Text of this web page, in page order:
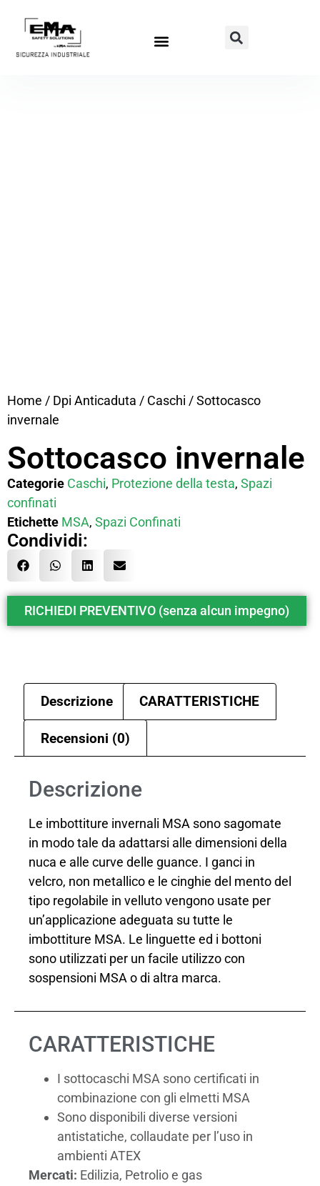
Home / Dpi Anticaduta / Caschi / Sottocasco
invernale
Sottocasco invernale
Categorie Caschi, Protezione della testa, Spazi
confinati
Etichette MSA, Spazi Confinati
Condividi:
RICHIEDI PREVENTIVO (senza alcun impegno)
Descrizione CARATTERISTICHE
Recensioni (0)
Descrizione
Le imbottiture invernali MSA sono sagomate
in modo tale da adattarsi alle dimensioni della
nuca e alle curve delle guance. I ganci in
velcro, non metallico e le cinghie del mento del
tipo regolabile in velluto vengono usate per
un’applicazione adeguata su tutte le
imbottiture MSA. Le linguette ed i bottoni
sono utilizzati per un facile utilizzo con
sospensioni MSA o di altra marca.
CARATTERISTICHE
I sottocaschi MSA sono certificati in
combinazione con gli elmetti MSA
Sono disponibili diverse versioni
antistatiche, collaudate per l’uso in
ambienti ATEX
Mercati: Edilizia, Petrolio e gas